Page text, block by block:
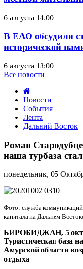
6 августа 14:00
В ЕАО обсудили
исторической
6 августа 13:00
Все новости
Новости
События
Лента
Дальний Восток
Стародубцев:
Местом,
как
картинки,
наша
турбаза
стала
далеко
сразу
Роман
наша турбаза
понедельник, 05
Фото: служба коммуникаций
капитала на Дальнем
БИРОБИДЖАН, 5
Туристическая база
Амурской области
отдыха⠀